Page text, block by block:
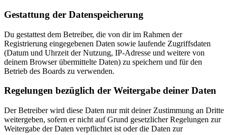
Gestattung der Datenspeicherung
Du gestattest dem Betreiber, die von dir im Rahmen der
Registrierung eingegebenen Daten sowie laufende Zugriffsdaten
(Datum und Uhrzeit der Nutzung, IP-Adresse und weitere von
deinem Browser übermittelte Daten) zu speichern und für den
Betrieb des Boards zu verwenden.
Regelungen bezüglich der Weitergabe deiner Daten
Der Betreiber wird diese Daten nur mit deiner Zustimmung an Dritte
weitergeben, sofern er nicht auf Grund gesetzlicher Regelungen zur
Weitergabe der Daten verpflichtet ist oder die Daten zur